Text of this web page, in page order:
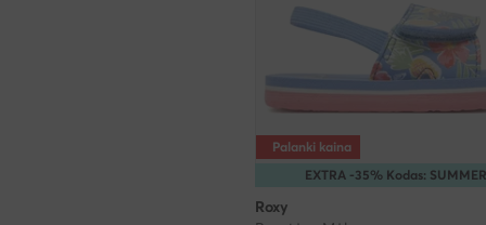
EXTRA -35% Kodas: SUMMER
Palanki kaina
Roxy